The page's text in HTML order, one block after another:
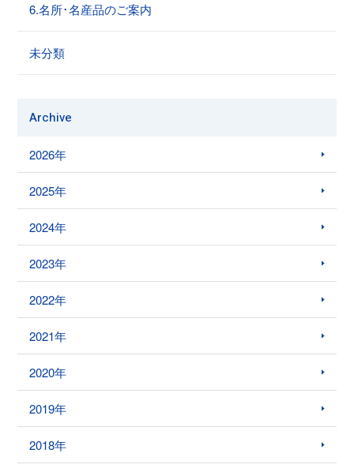
6.名所･名産品のご案内
未分類
Archive
2026年
2025年
2024年
2023年
2022年
2021年
2020年
2019年
2018年